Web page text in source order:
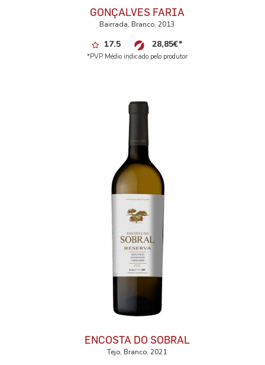
GONÇALVES FARIA
Bairrada, Branco, 2013
17.5 28,85€*
*PVP Médio indicado pelo produtor
ENCOSTA DO SOBRAL
Tejo, Branco, 2021